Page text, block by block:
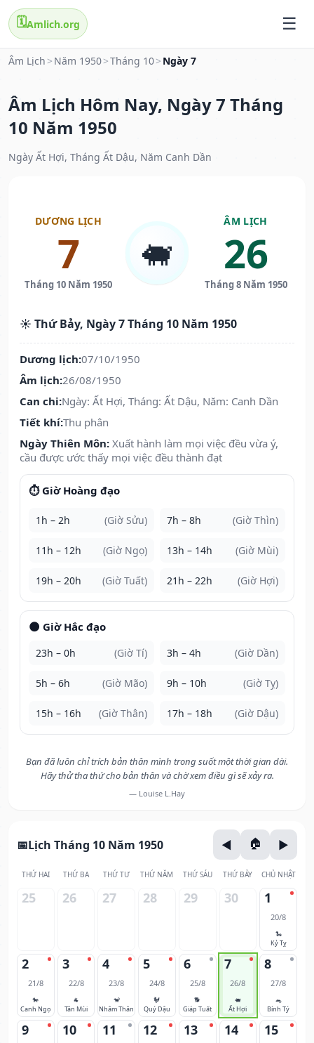
🗓️Amlich.org
Âm Lịch > Năm 1950>Tháng 10> Ngày 7
Âm Lịch Hôm Nay, Ngày 7 Tháng
10 Năm 1950
Ngày Ất Hợi, Tháng Ất Dậu, Năm Canh Dần
DƯƠNG LỊCH
7
Tháng 10 Năm 1950
🐖
ÂM LỊCH
26
Tháng 8 Năm 1950
☀️ Thứ Bảy, Ngày 7 Tháng 10 Năm 1950
Dương lịch:07/10/1950
Âm lịch:26/08/1950
Can chi:Ngày: Ất Hợi, Tháng: Ất Dậu, Năm: Canh Dần
Tiết khí:Thu phân
Ngày Thiên Môn: Xuất hành làm mọi việc đều vừa ý,
cầu được ước thấy mọi việc đều thành đạt
⏱️ Giờ Hoàng đạo
1h – 2h (Giờ Sửu) 7h – 8h (Giờ Thìn)
11h – 12h (Giờ Ngọ) 13h – 14h (Giờ Mùi)
19h – 20h (Giờ Tuất) 21h – 22h (Giờ Hợi)
🌑 Giờ Hắc đạo
23h – 0h (Giờ Tí) 3h – 4h (Giờ Dần)
5h – 6h (Giờ Mão) 9h – 10h (Giờ Tỵ)
15h – 16h (Giờ Thân) 17h – 18h (Giờ Dậu)
Bạn đã luôn chỉ trích bản thân mình trong suốt một thời gian dài.
Hãy thử tha thứ cho bản thân và chờ xem điều gì sẽ xảy ra.
— Louise L.Hay
Lịch Tháng 10 Năm 1950
THỨ HAI THỨ BA THỨ TƯ THỨ NĂM THỨ SÁU THỨ BẢY CHỦ NHẬT
25 26 27 28 29 30 1
20/8
🐍
Kỷ Tỵ
2
21/8
🐎
Canh Ngọ
3
22/8
🐐
Tân Mùi
4
23/8
🐒
Nhâm Thân
5
24/8
🐓
Quý Dậu
6
25/8
🐕
Giáp Tuất
7
26/8
🐖
Ất Hợi
8
27/8
🐀
Bính Tý
9 10 11 12 13 14 15